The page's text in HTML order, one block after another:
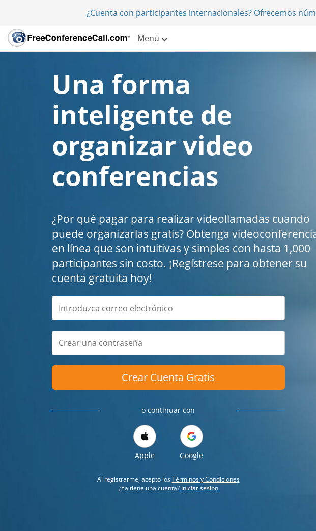
¿Cuenta con participantes internacionales? Ofrecemos
Menú
Una forma
inteligente de
organizar video
conferencias
¿Por qué pagar para realizar videollamadas cuando
puede organizarlas gratis? Obtenga
en línea que son intuitivas y simples con hasta 1,000
participantes sin costo. ¡Regístrese para obtener su
cuenta gratuita hoy!
Crear Cuenta Gratis
o continuar con
Apple Google
Al registrarme, acepto losTérminos y Condiciones
¿Ya tiene una cuenta? Iniciar sesión